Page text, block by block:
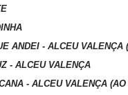
ANDEI - ALCEU VALENÇA
- ALCEU VALENÇA
- ALCEU VALENÇA